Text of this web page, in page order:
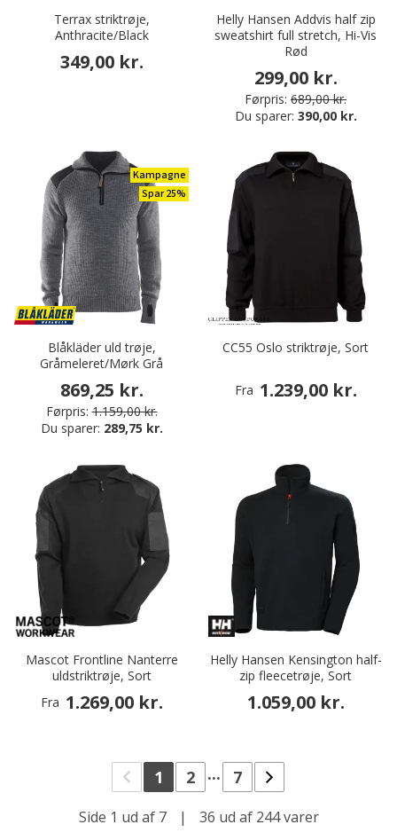
Terrax striktrøje,
Anthracite/Black
349,00 kr.
Helly Hansen Addvis half zip
sweatshirt full stretch, Hi-Vis
Rød
299,00 kr.
Førpris: 689,00 kr.
Du sparer: 390,00 kr.
Kampagne
Spar 25%
Blåkläder uld trøje,
Gråmeleret/Mørk Grå
869,25 kr.
Førpris: 1.159,00 kr.
Du sparer: 289,75 kr.
CC55 Oslo striktrøje, Sort
Fra 1.239,00 kr.
Mascot Frontline Nanterre
uldstriktrøje, Sort
Fra 1.269,00 kr.
Helly Hansen Kensington half-
zip fleecetrøje, Sort
1.059,00 kr.
1 2 ... 7
Side 1 ud af 7 | 36 ud af 244 varer